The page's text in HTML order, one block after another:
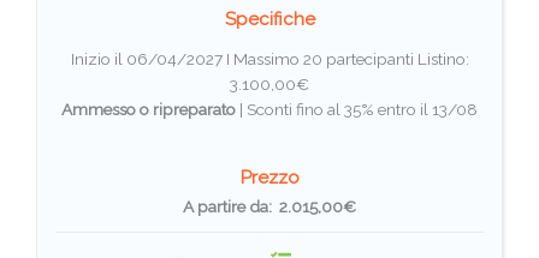
Specifiche
Inizio il 06/04/2027 I Massimo 20 partecipanti Listino:
3.100,00€
Ammesso o ripreparato | Sconti fino al 35% entro il 13/08
Prezzo
A partire da: 2.015,00€